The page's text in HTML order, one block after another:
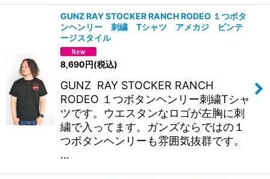
GUNZ RAY STOCKER RANCH RODEO １つボタ
ンヘンリー 刺繍 Tシャツ アメカジ ビンテ
ージスタイル
8,690円(税込)
GUNZ RAY STOCKER RANCH
RODEO １つボタンヘンリー刺繍Tシャ
ツです。ウエスタンなロゴが左胸に刺
繍で入ってます。ガンズならではの１
つボタンヘンリーも雰囲気抜群です。
…